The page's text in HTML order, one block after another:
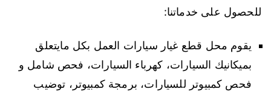
للحصول على خدماتنا:
يقوم محل قطع غيار سيارات العمل بكل مايتعلق
بميكانيك السيارات، كهرباء السيارات، فحص شامل و
فحص كمبيوتر للسيارات، برمجة كمبيوتر، توضيب